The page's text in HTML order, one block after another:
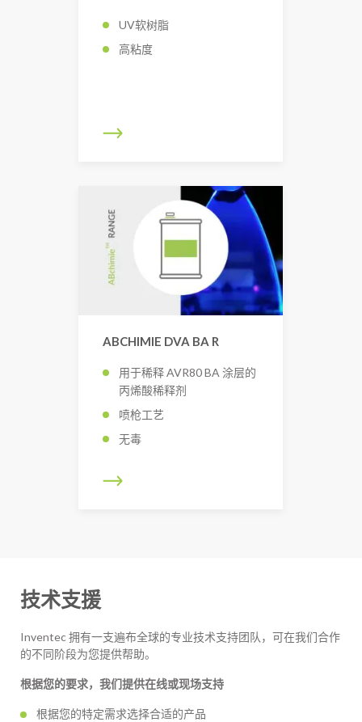
UV软树脂
高粘度
ABCHIMIE DVA BA R
用于稀释 AVR80 BA 涂层的
丙烯酸稀释剂
喷枪工艺
无毒
技术支援
Inventec 拥有一支遍布全球的专业技术支持团队，可在我们合作
的不同阶段为您提供帮助。
根据您的要求，我们提供在线或现场支持
根据您的特定需求选择合适的产品